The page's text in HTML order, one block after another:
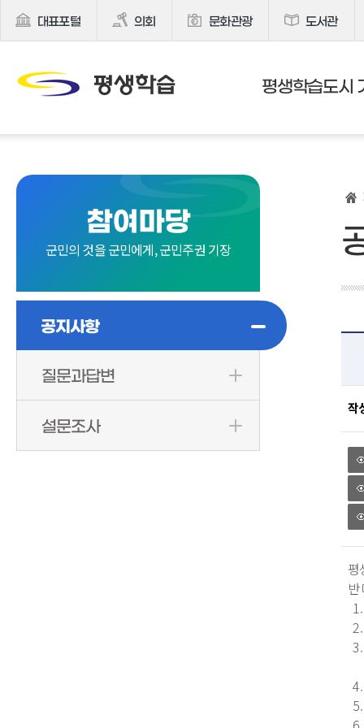
대표포털 의회 문화관광 도서관
평생학습도시
참여마당
군민의 것을 군민에게, 군민주권 기장
공지사항
질문과답변
설문조사
작
평